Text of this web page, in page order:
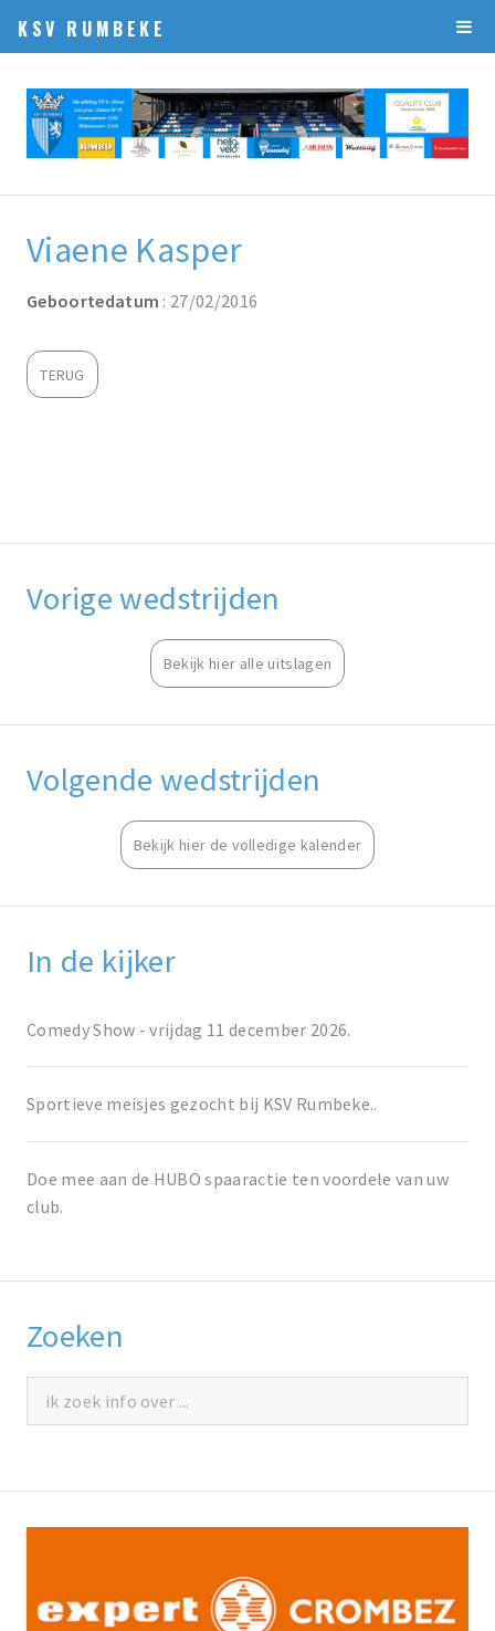
KSV RUMBEKE
Viaene Kasper
Geboortedatum : 27/02/2016
TERUG
Vorige wedstrijden
Bekijk hier alle uitslagen
Volgende wedstrijden
Bekijk hier de volledige kalender
In de kijker
Comedy Show - vrijdag 11 december 2026.
Sportieve meisjes gezocht bij KSV Rumbeke..
Doe mee aan de HUBO spaaractie ten voordele van uw
club.
Zoeken